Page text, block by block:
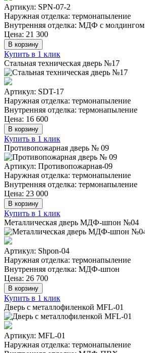
Артикул: SPN-07-2
Наружная отделка: термонапыление
Внутренняя отделка: МДФ с молдингом
Цена: 21 300
В корзину
Купить в 1 клик
Стальная техническая дверь №17
Артикул: SDT-17
Наружная отделка: термонапыление
Внутренняя отделка: термонапыление
Цена: 16 600
В корзину
Купить в 1 клик
Противопожарная дверь № 09
Артикул: Противопожарная-09
Наружная отделка: термонапыление
Внутренняя отделка: термонапыление
Цена: 23 000
В корзину
Купить в 1 клик
Металлическая дверь МДФ-шпон №04
Артикул: Shpon-04
Наружная отделка: термонапыление
Внутренняя отделка: МДФ-шпон
Цена: 26 700
В корзину
Купить в 1 клик
Дверь с металлофиленкой MFL-01
Артикул: MFL-01
Наружная отделка: термонапыление